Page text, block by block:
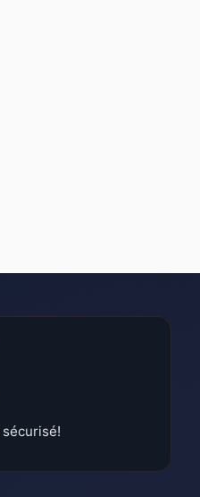
sécurisé!